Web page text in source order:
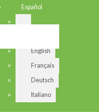
Español
English
Français
Deutsch
Italiano